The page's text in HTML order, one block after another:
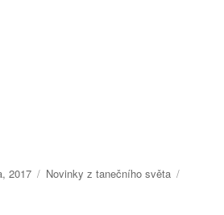
2017 Rubriky:
Novinky z tanečního světa